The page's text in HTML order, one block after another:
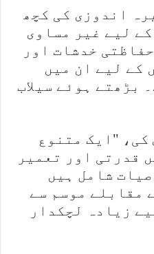
اندوزی کی کچھ
لیے غیر مساوی
خدشات اور
کے لیے ان میں
بڑھتے ہوئے سیلاب
کی، "ایک متنوع
قدرتی اور تعمیر
شامل ہیں
مقابلے موسم سے
زیادہ لچکدار